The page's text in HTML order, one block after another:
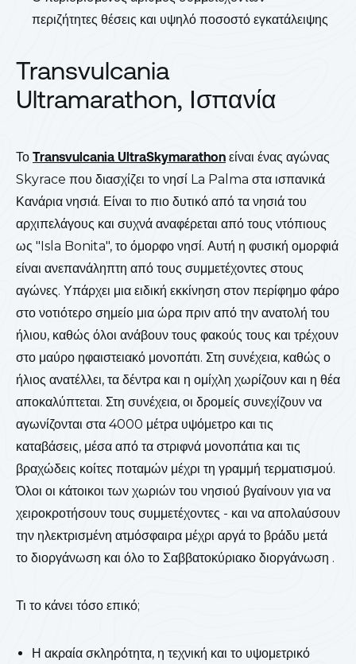
περιζήτητες θέσεις και υψηλό ποσοστό εγκατάλειψης
Transvulcania
Ultramarathon, Ισπανία
Το Transvulcania UltraSkymarathon είναι ένας αγώνας
Skyrace που διασχίζει το νησί La Palma στα ισπανικά
Κανάρια νησιά. Είναι το πιο δυτικό από τα νησιά του
αρχιπελάγους και συχνά αναφέρεται από τους ντόπιους
ως "Isla Bonita", το όμορφο νησί. Αυτή η φυσική ομορφιά
είναι ανεπανάληπτη από τους συμμετέχοντες στους
αγώνες. Υπάρχει μια ειδική εκκίνηση στον περίφημο φάρο
στο νοτιότερο σημείο μια ώρα πριν από την ανατολή του
ήλιου, καθώς όλοι ανάβουν τους φακούς τους και τρέχουν
στο μαύρο ηφαιστειακό μονοπάτι. Στη συνέχεια, καθώς ο
ήλιος ανατέλλει, τα δέντρα και η ομίχλη χωρίζουν και η θέα
αποκαλύπτεται. Στη συνέχεια, οι δρομείς συνεχίζουν να
αγωνίζονται στα 4000 μέτρα υψόμετρο και τις
καταβάσεις, μέσα από τα στριφνά μονοπάτια και τις
βραχώδεις κοίτες ποταμών μέχρι τη γραμμή τερματισμού.
Όλοι οι κάτοικοι των χωριών του νησιού βγαίνουν για να
χειροκροτήσουν τους συμμετέχοντες - και να απολαύσουν
την ηλεκτρισμένη ατμόσφαιρα μέχρι αργά το βράδυ μετά
το διοργάνωση και όλο το Σαββατοκύριακο διοργάνωση .
Τι το κάνει τόσο επικό;
Η ακραία σκληρότητα, η τεχνική και το υψομετρικό